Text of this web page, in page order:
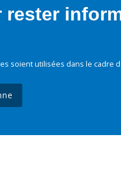
rester
soient utilisées dans le cadre